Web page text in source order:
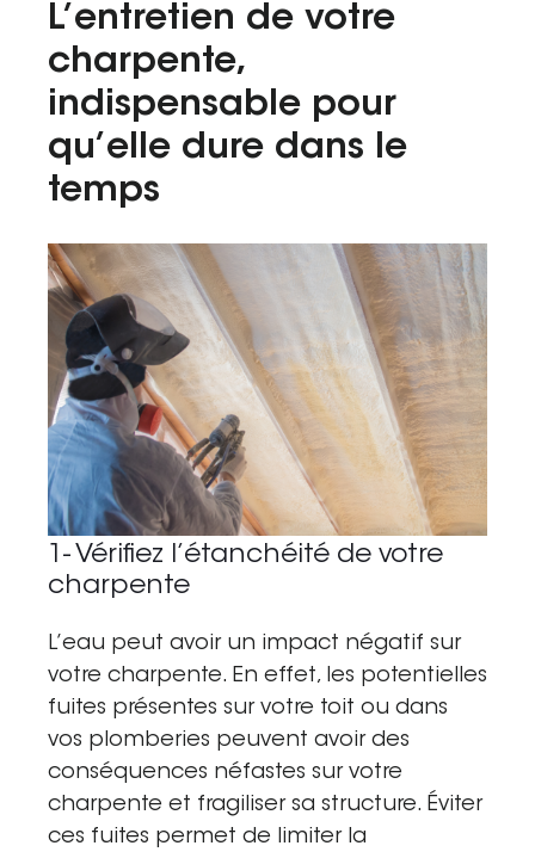
Demander un devis
Tel. 04 82 29 21 82
Contact
Recrutement
Actualités
Guide rénovation
L’entretien de votre
charpente,
indispensable pour
qu’elle dure dans le
temps
1- Vérifiez l’étanchéité de votre
charpente
L’eau peut avoir un impact négatif sur
votre charpente. En effet, les potentielles
fuites présentes sur votre toit ou dans
vos plomberies peuvent avoir des
conséquences néfastes sur votre
charpente et fragiliser sa structure. Éviter
ces fuites permet de limiter la